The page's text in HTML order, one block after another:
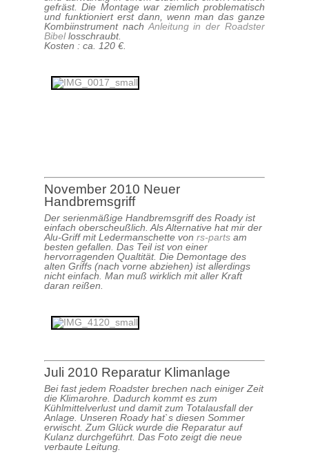
gefräst. Die Montage war ziemlich problematisch
und funktioniert erst dann, wenn man das ganze
Kombiinstrument nach Anleitung in der Roadster
Bibellosschraubt.
Kosten : ca. 120 €.
November 2010 Neuer
Handbremsgriff
Der serienmäßige Handbremsgriff des Roady ist
einfach oberscheußlich. Als Alternative hat mir der
Alu-Griff mit Ledermanschette von rs-parts am
besten gefallen. Das Teil ist von einer
hervorragenden Qualtität. Die Demontage des
alten Griffs (nach vorne abziehen) ist allerdings
nicht einfach. Man muß wirklich mit aller Kraft
daran reißen.
Juli 2010 Reparatur Klimanlage
Bei fast jedem Roadster brechen nach einiger Zeit
die Klimarohre. Dadurch kommt es zum
Kühlmittelverlust und damit zum Totalausfall der
Anlage. Unseren Roady hat`s diesen Sommer
erwischt. Zum Glück wurde die Reparatur auf
Kulanz durchgeführt. Das Foto zeigt die neue
verbaute Leitung.